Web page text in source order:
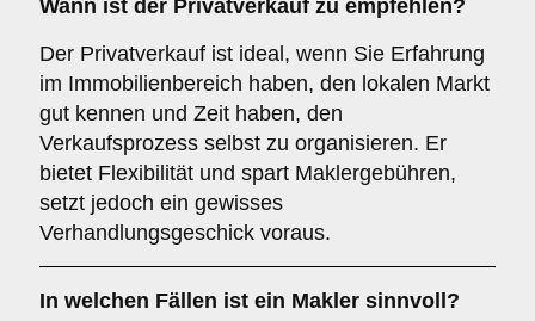
Wann ist der Privatverkauf zu empfehlen?
Der Privatverkauf ist ideal, wenn Sie Erfahrung
im Immobilienbereich haben, den lokalen Markt
gut kennen und Zeit haben, den
Verkaufsprozess selbst zu organisieren. Er
bietet Flexibilität und spart Maklergebühren,
setzt jedoch ein gewisses
Verhandlungsgeschick voraus.
In welchen Fällen ist ein Makler sinnvoll?